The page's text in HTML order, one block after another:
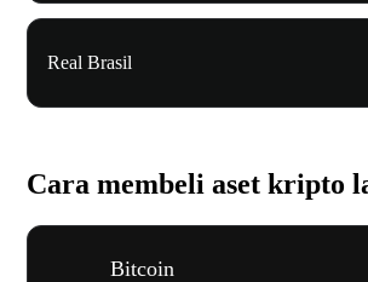
Real Brasil
Cara membeli aset kripto
Bitcoin